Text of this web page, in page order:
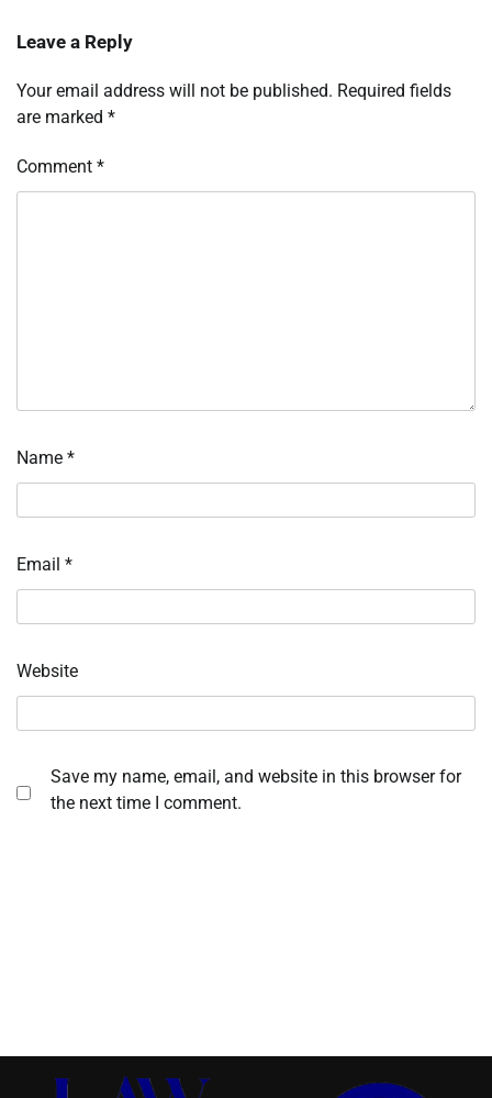
Leave a Reply
Your email address will not be published. Required fields
are marked *
Comment *
Name *
Email *
Website
Save my name, email, and website in this browser for
the next time I comment.